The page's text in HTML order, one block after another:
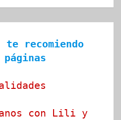
te recomiendo
con Lili y